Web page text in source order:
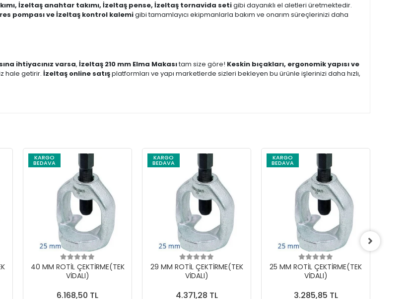
İzeltaş anahtar takımı, İzeltaş pense, İzeltaş tornavida setigibi dayanıklı el aletleri üretmektedir.
pompası ve İzeltaş kontrol kalemigibi tamamlayıcı ekipmanlarla bakım ve onarım süreçlerinizi daha
ihtiyacınız varsa, İzeltaş 210 mm Elma Makasıtam size göre! Keskin bıçakları, ergonomik yapısı ve
hale getirir. İzeltaş online satışplatformları ve yapı marketlerde sizleri bekleyen bu ürünle işlerinizi daha hızlı,
KARGO
BEDAVA
40 MM ROTİL ÇEKTİRME(TEK
VİDALI)
6.168,50 TL
KARGO
BEDAVA
29 MM ROTİL ÇEKTİRME(TEK
VİDALI)
4.371,28 TL
KARGO
BEDAVA
25 MM ROTİL ÇEKTİRME(TEK
VİDALI)
3.285,85 TL